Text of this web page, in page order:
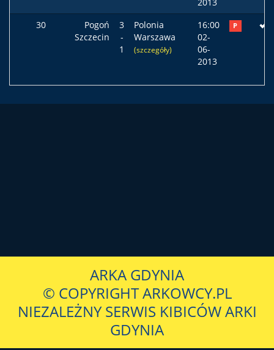
30
Pogoń
Szczecin
3
-
1
Polonia
Warszawa
(szczegóły)
16:00
02-
06-
2013
P
ARKA GDYNIA
© COPYRIGHT ARKOWCY.PL
NIEZALEŻNY SERWIS KIBICÓW ARKI
GDYNIA